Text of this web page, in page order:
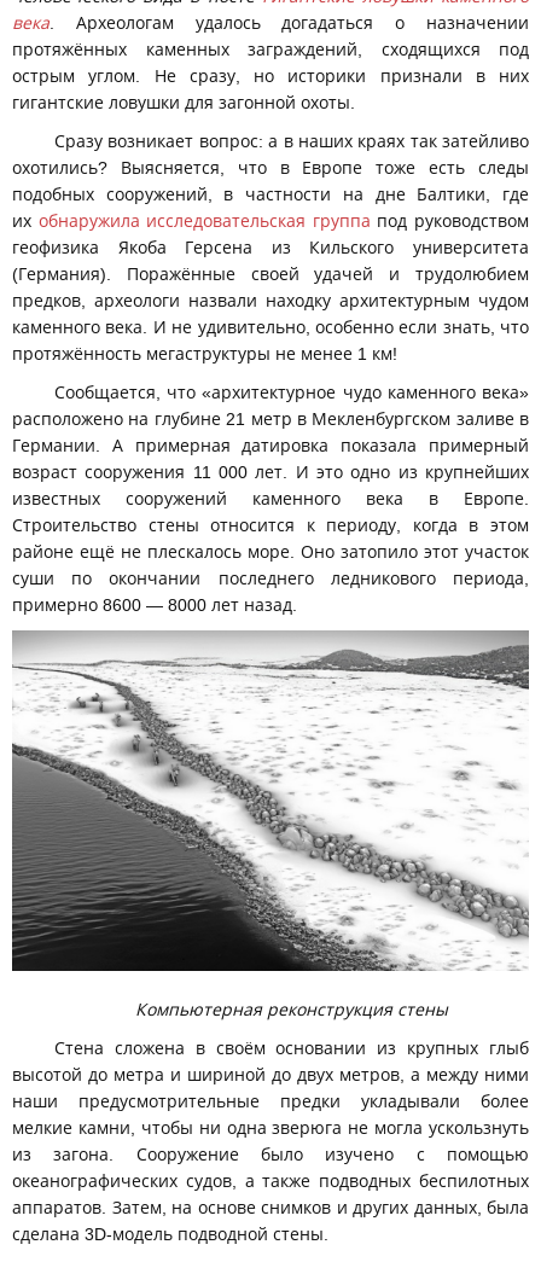
века . Археологам удалось догадаться о назначении
протяжённых каменных заграждений, сходящихся под
острым углом. Не сразу, но историки признали в них
гигантские ловушки для загонной охоты.
Сразу возникает вопрос: а в наших краях так затейливо
охотились? Выясняется, что в Европе тоже есть следы
подобных сооружений, в частности на дне Балтики, где
их обнаружила исследовательская группа под руководством
геофизика Якоба Герсена из Кильского университета
(Германия). Поражённые своей удачей и трудолюбием
предков, археологи назвали находку архитектурным чудом
каменного века. И не удивительно, особенно если знать, что
протяжённость мегаструктуры не менее 1 км!
Сообщается, что «архитектурное чудо каменного века»
расположено на глубине 21 метр в Мекленбургском заливе в
Германии. А примерная датировка показала примерный
возраст сооружения 11 000 лет. И это одно из крупнейших
известных сооружений каменного века в Европе.
Строительство стены относится к периоду, когда в этом
районе ещё не плескалось море. Оно затопило этот участок
суши по окончании последнего ледникового периода,
примерно 8600 — 8000 лет назад.
Компьютерная реконструкция стены
Стена сложена в своём основании из крупных глыб
высотой до метра и шириной до двух метров, а между ними
наши предусмотрительные предки укладывали более
мелкие камни, чтобы ни одна зверюга не могла ускользнуть
из загона. Сооружение было изучено с помощью
океанографических судов, а также подводных беспилотных
аппаратов. Затем, на основе снимков и других данных, была
сделана 3D-модель подводной стены.